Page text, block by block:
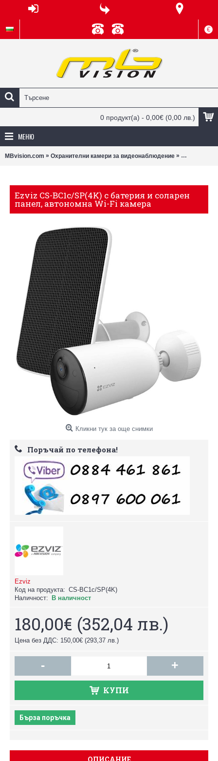
€
0 продукт(а) - 0,00€ (0,00 лв.)
МЕНЮ
MBvision.com » Охранителни камери за видеонаблюдение » Wi-Fi камери
Ezviz CS-BC1c/SP(4K) с батерия и соларен
панел, автономна Wi-Fi камера
Кликни тук за още снимки
Поръчай по телефона!
Ezviz
Код на продукта: CS-BC1c/SP(4K)
Наличност:
В наличност
180,00€ (352,04 лв.)
Цена без ДДС: 150,00€ (293,37 лв.)
- +
КУПИ
Бърза поръчка